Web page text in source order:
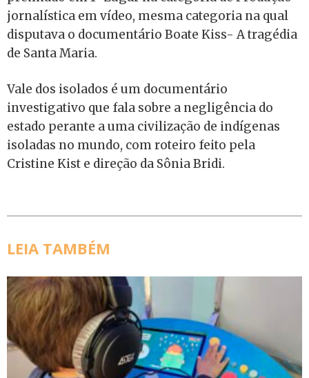
jornalística em vídeo, mesma categoria na qual
disputava o documentário Boate Kiss- A tragédia
de Santa Maria.
Vale dos isolados é um documentário
investigativo que fala sobre a negligência do
estado perante a uma civilização de indígenas
isoladas no mundo, com roteiro feito pela
Cristine Kist e direção da Sônia Bridi.
LEIA TAMBÉM